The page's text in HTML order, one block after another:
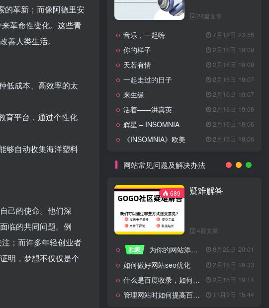
的革新；而像阿德里安
革命性变化。这些青
善人类生活。
低成本、高效率的太
育平台，通过个性化
够自动收集海洋塑料
己的使命。他们深
临的共同问题。例
；而许多年轻创业者
明，梦想不仅仅是个
28篇文章
音乐，一起嗨 7月12日 23:55
你的样子 2月16日 19:09
天若有情 2月16日 19:09
一起走过的日子 2月16日 19:07
来生缘 2月16日 19:07
活着——洪真英 2月16日 19:06
辉星 – INSOMNIA 2月16日 19:06
《INSOMNIA》欧美 2月16日 19:06
网站常见问题及解决办法
689 疑难解答
4篇文章
独家 为你的网站添加百度登录 8月26日 20:01
如何做好网站seo优化 2月16日 19:33
什么是百度收录，如何提高收录量？ 2月16日 19:14
管理网站时如何提高百度权重？ 11月9日 15:44
小鱼儿与花无缺主题曲
乌龙闯情关主题曲 2月16日 19:10
问情 11月27日 13:21
治愈心灵的歌曲
28篇文章
音乐，一起嗨 7月12日 23:55
你的样子 2月16日 19:09
一起走过的日子 2月16日 19:07
来生缘
活着——洪真英
辉星 – INSOMNIA 2月16日 19:06
《INSOMNIA》欧美 2月16日 19:06
疑难解答